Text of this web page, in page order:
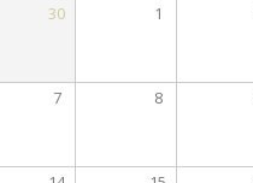
30 1
7 8